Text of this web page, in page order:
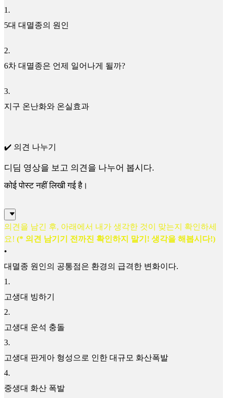
1 .
5대 대멸종의 원인
2.
6차 대멸종은 언제 일어나게 될까?
3.
지구 온난화와 온실효과
✔️ 의견 나누기
디딤 영상을 보고 의견을 나누어 봅시다.
कोई पोस्ट नहीं लिखी गई है।
의견을 남긴 후, 아래에서 내가 생각한 것이 맞는지 확인하세
요! (* 의견 남기기 전까진 확인하지 말기! 생각을 해봅시다!)
•
대멸종 원인의 공통점은 환경의 급격한 변화이다.
1 .
고생대 빙하기
2.
고생대 운석 충돌
3.
고생대 판게아 형성으로 인한 대규모 화산폭발
4.
중생대 화산 폭발